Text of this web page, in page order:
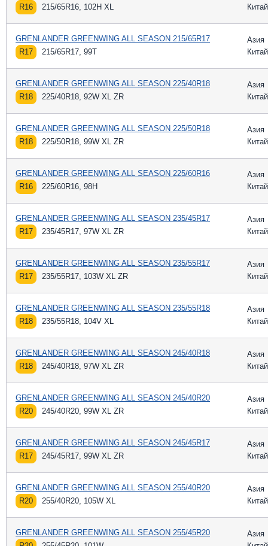
R16
215/65R16, 102H XL
Китай
GRENLANDER GREENWING ALL SEASON 215/65R17
R17
215/65R17, 99T
Азия
Китай
GRENLANDER GREENWING ALL SEASON 225/40R18
R18
225/40R18, 92W XL ZR
Азия
Китай
GRENLANDER GREENWING ALL SEASON 225/50R18
R18
225/50R18, 99W XL ZR
Азия
Китай
GRENLANDER GREENWING ALL SEASON 225/60R16
R16
225/60R16, 98H
Азия
Китай
GRENLANDER GREENWING ALL SEASON 235/45R17
R17
235/45R17, 97W XL ZR
Азия
Китай
GRENLANDER GREENWING ALL SEASON 235/55R17
R17
235/55R17, 103W XL ZR
Азия
Китай
GRENLANDER GREENWING ALL SEASON 235/55R18
R18
235/55R18, 104V XL
Азия
Китай
GRENLANDER GREENWING ALL SEASON 245/40R18
R18
245/40R18, 97W XL ZR
Азия
Китай
GRENLANDER GREENWING ALL SEASON 245/40R20
R20
245/40R20, 99W XL ZR
Азия
Китай
GRENLANDER GREENWING ALL SEASON 245/45R17
R17
245/45R17, 99W XL ZR
Азия
Китай
GRENLANDER GREENWING ALL SEASON 255/40R20
R20
255/40R20, 105W XL
Азия
Китай
GRENLANDER GREENWING ALL SEASON 255/45R20
Азия